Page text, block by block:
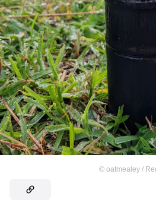
© oatmealey /